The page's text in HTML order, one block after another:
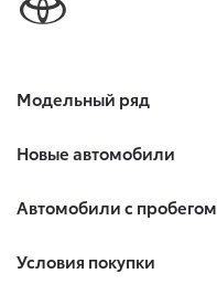
Модельный ряд
Новые автомобили
Автомобили с пробегом
Условия покупки